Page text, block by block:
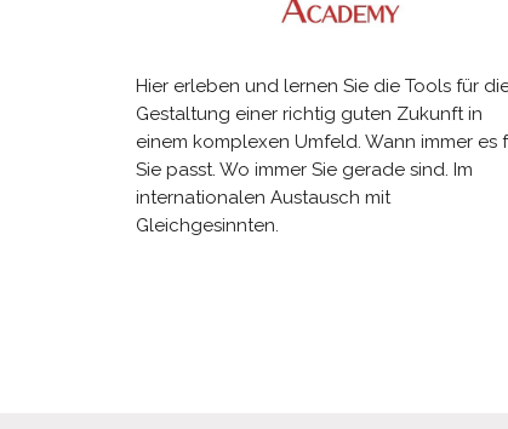
Hier erleben und lernen Sie die Tools für
Gestaltung einer richtig guten Zukunft in
einem komplexen Umfeld. Wann immer es
Sie passt. Wo immer Sie gerade sind. Im
internationalen Austausch mit
Gleichgesinnten.